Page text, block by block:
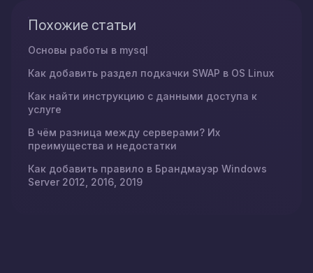
Похожие статьи
Основы работы в mysql
Как добавить раздел подкачки SWAP в OS Linux
Как найти инструкцию с данными доступа к
услуге
В чём разница между серверами? Их
преимущества и недостатки
Как добавить правило в Брандмауэр Windows
Server 2012, 2016, 2019